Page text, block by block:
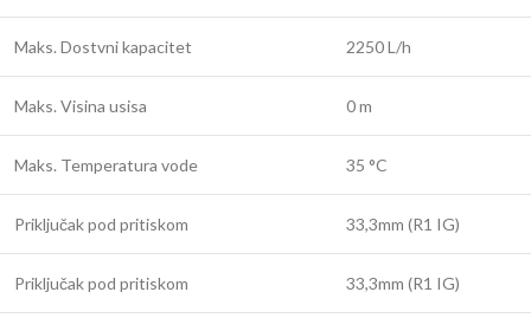
Maks. Dostvni kapacitet 2250 L/h
Maks. Visina usisa 0 m
Maks. Temperatura vode 35 °C
Priključak pod pritiskom 33,3mm (R1 IG)
Priključak pod pritiskom 33,3mm (R1 IG)